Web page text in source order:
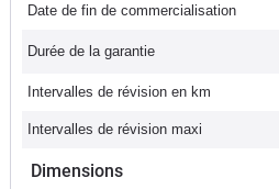
Date de fin de commercialisation
Durée de la garantie
Intervalles de révision en km
Intervalles de révision maxi
Dimensions